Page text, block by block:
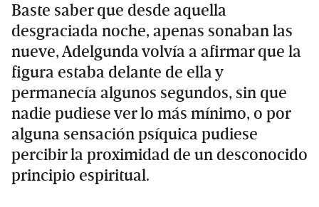
Baste saber que desde aquella
desgraciada noche, apenas sonaban las
nueve, Adelgunda volvía a afirmar que la
figura estaba delante de ella y
permanecía algunos segundos, sin que
nadie pudiese ver lo más mínimo, o por
alguna sensación psíquica pudiese
percibir la proximidad de un desconocido
principio espiritual.